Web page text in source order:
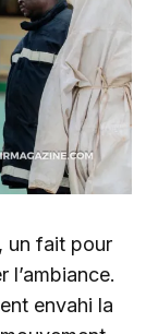
un fait pour
l’ambiance.
envahi la